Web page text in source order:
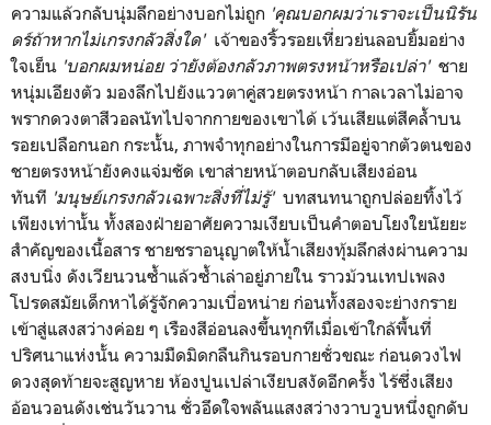
ความแล้วกลับนุ่มลึกอย่างบอกไม่ถูก 'คุณบอกผมว่าเราจะเป็นนิรัน
ดร์ถ้าหากไม่เกรงกลัวสิ่งใด' เจ้าของริ้วรอยเหี่ยวย่นลอบยิ้มอย่าง
ใจเย็น 'บอกผมหน่อย ว่ายังต้องกลัวภาพตรงหน้าหรือเปล่า' ชาย
หนุ่มเอียงตัว มองลึกไปยังแววตาคู่สวยตรงหน้า กาลเวลาไม่อาจ
พรากดวงตาสีวอลนัทไปจากกายของเขาได้ เว้นเสียแต่สีคล้ำบน
รอยเปลือกนอก กระนั้น, ภาพจำทุกอย่างในการมีอยู่จากตัวตนของ
ชายตรงหน้ายังคงแจ่มชัด เขาส่ายหน้าตอบกลับเสียงอ่อน
ทันที 'มนุษย์เกรงกลัวเฉพาะสิ่งที่ไม่รู้' บทสนทนาถูกปล่อยทิ้งไว้
เพียงเท่านั้น ทั้งสองฝ่ายอาศัยความเงียบเป็นคำตอบโยงใยนัยยะ
สำคัญของเนื้อสาร ชายชราอนุญาตให้น้ำเสียงทุ้มลึกส่งผ่านความ
สงบนิ่ง ดังเวียนวนซ้ำแล้วซ้ำเล่าอยู่ภายใน ราวม้วนเทปเพลง
โปรดสมัยเด็กหาได้รู้จักความเบื่อหน่าย ก่อนทั้งสองจะย่างกราย
เข้าสู่แสงสว่างค่อย ๆ เรืองสีอ่อนลงขึ้นทุกทีเมื่อเข้าใกล้พื้นที่
ปริศนาแห่งนั้น ความมืดมิดกลืนกินรอบกายชั่วขณะ ก่อนดวงไฟ
ดวงสุดท้ายจะสูญหาย ห้องปูนเปล่าเงียบสงัดอีกครั้ง ไร้ซึ่งเสียง
อ้อนวอนดังเช่นวันวาน ชั่วอึดใจพลันแสงสว่างวาบวูบหนึ่งถูกดับ